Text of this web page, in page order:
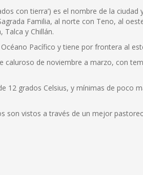
con tierra’) es el nombre de la
Familia, al norte con Teno, al
Talca y Chillán.
Pacífico y tiene por frontera al
de noviembre a marzo, con
grados Celsius, y mínimas de poco
son vistos a través de un mejor